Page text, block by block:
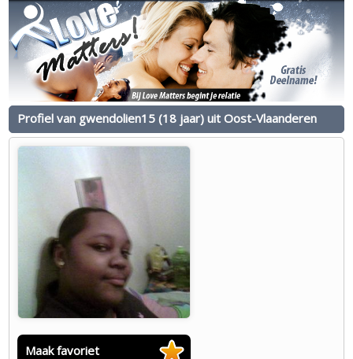
Profiel van gwendolien15 (18 jaar) uit Oost-Vlaanderen
Maak favoriet